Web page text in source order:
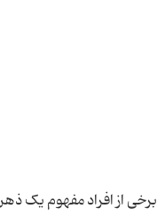
برخی از افراد مفهوم یک